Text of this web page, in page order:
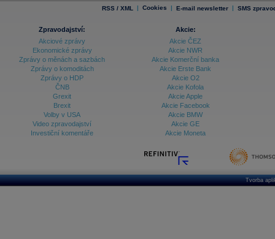
RSS / XML Cookies E-mail newsletter SMS
Zpravodajství:
Akciové zprávy
Ekonomické zprávy
Zprávy o měnách a sazbách
Zprávy o komoditách
Zprávy o HDP
ČNB
Grexit
Brexit
Volby v USA
Video zpravodajství
Investiční komentáře
Akcie:
Akcie ČEZ
Akcie NWR
Akcie Komerční banka
Akcie Erste Bank
Akcie O2
Akcie Kofola
Akcie Apple
Akcie Facebook
Akcie BMW
Akcie GE
Akcie Moneta
Tvorba